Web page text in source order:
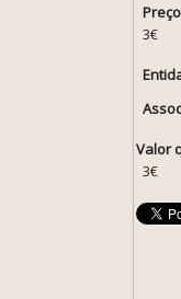
3€
Valor
3€